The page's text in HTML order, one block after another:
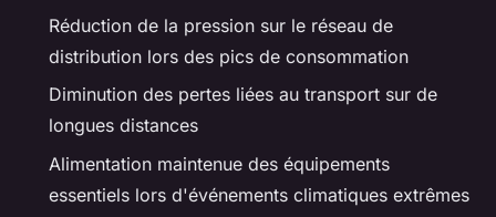
Réduction de la pression sur le réseau de
distribution lors des pics de consommation
Diminution des pertes liées au transport sur de
longues distances
Alimentation maintenue des équipements
essentiels lors d'événements climatiques extrêmes